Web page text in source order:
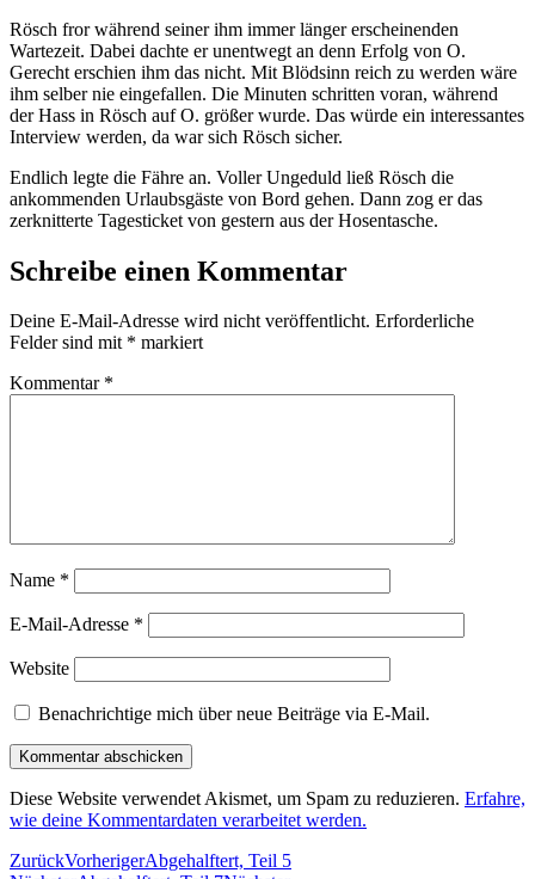
Rösch fror während seiner ihm immer länger erscheinenden
Wartezeit. Dabei dachte er unentwegt an denn Erfolg von O.
Gerecht erschien ihm das nicht. Mit Blödsinn reich zu werden wäre
ihm selber nie eingefallen. Die Minuten schritten voran, während
der Hass in Rösch auf O. größer wurde. Das würde ein interessantes
Interview werden, da war sich Rösch sicher.
Endlich legte die Fähre an. Voller Ungeduld ließ Rösch die
ankommenden Urlaubsgäste von Bord gehen. Dann zog er das
zerknitterte Tagesticket von gestern aus der Hosentasche.
Schreibe einen Kommentar
Deine E-Mail-Adresse wird nicht veröffentlicht. Erforderliche
Felder sind mit * markiert
Kommentar *
Name *
E-Mail-Adresse *
Website
Benachrichtige mich über neue Beiträge via E-Mail.
Diese Website verwendet Akismet, um Spam zu reduzieren. Erfahre,
wie deine Kommentardaten verarbeitet werden.
ZurückVorherigerAbgehalftert, Teil 5